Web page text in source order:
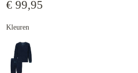
€ 99,95
Kleuren